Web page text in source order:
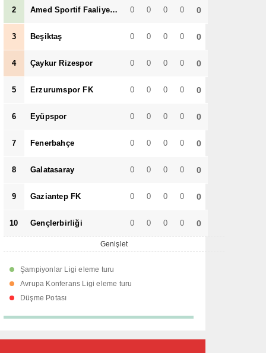
Urfa
2 Amed Sportif Faaliyetler 0 0 0 0 0
3 Beşiktaş 0 0 0 0 0
4 Çaykur Rizespor 0 0 0 0 0
5 Erzurumspor FK 0 0 0 0 0
6 Eyüpspor 0 0 0 0 0
7 Fenerbahçe 0 0 0 0 0
8 Galatasaray 0 0 0 0 0
9 Gaziantep FK 0 0 0 0 0
10 Gençlerbirliği 0 0 0 0 0
Genişlet
Şampiyonlar Ligi eleme turu
Avrupa Konferans Ligi eleme turu
Düşme Potası